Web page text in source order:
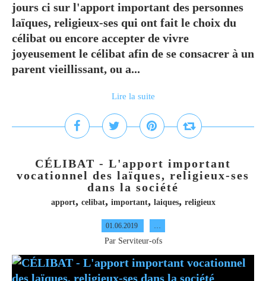
jours ci sur l'apport important des personnes
laïques, religieux-ses qui ont fait le choix du
célibat ou encore accepter de vivre
joyeusement le célibat afin de se consacrer à un
parent vieillissant, ou a...
Lire la suite
CÉLIBAT - L'apport important
vocationnel des laïques, religieux-ses
dans la société
apport, celibat, important, laiques, religieux
01.06.2019 …
Par Serviteur-ofs